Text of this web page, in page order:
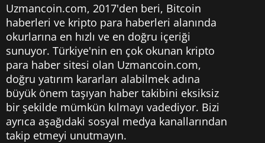
Uzmancoin.com, 2017'den beri, Bitcoin
haberleri ve kripto para haberleri alanında
okurlarına en hızlı ve en doğru içeriği
sunuyor. Türkiye'nin en çok okunan kripto
para haber sitesi olan Uzmancoin.com,
doğru yatırım kararları alabilmek adına
büyük önem taşıyan haber takibini eksiksiz
bir şekilde mümkün kılmayı vadediyor. Bizi
ayrıca aşağıdaki sosyal medya kanallarından
takip etmeyi unutmayın.